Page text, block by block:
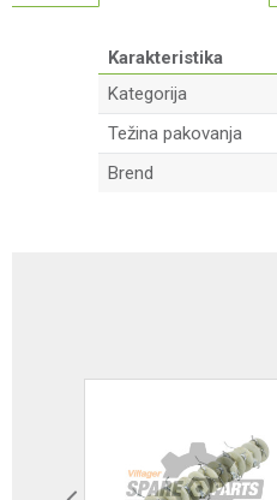
Karakteristika
Kategorija
Težina pakovanja
Brend